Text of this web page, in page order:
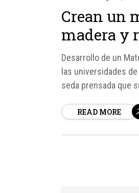
Crean un
madera y
Desarrollo de un
las universidades
seda prensada que
READ MORE